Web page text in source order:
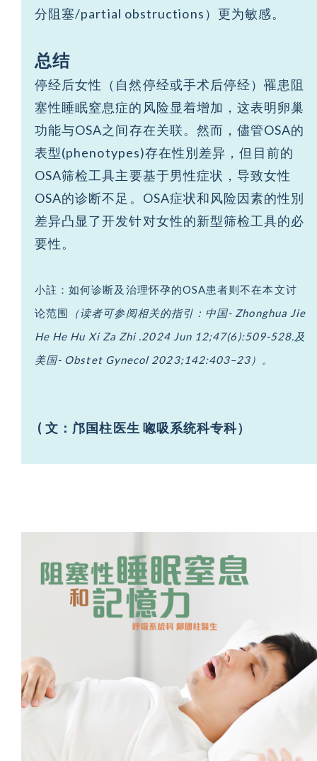
分阻塞/partial obstructions）更为敏感。
总结
停经后女性（自然停经或手术后停经）罹患阻
塞性睡眠窒息症的风险显着增加，这表明卵巢
功能与OSA之间存在关联。然而，儘管OSA的
表型(phenotypes)存在性別差异，但目前的
OSA筛检工具主要基于男性症状，导致女性
OSA的诊断不足。OSA症状和风险因素的性別
差异凸显了开发针对女性的新型筛检工具的必
要性。
小註：如何诊断及治理怀孕的OSA患者则不在本文讨
论范围
（读者可参阅相关的指引：中国- Zhonghua Jie
He He Hu Xi Za Zhi .2024 Jun 12;47(6):509-528.及
美国- Obstet Gynecol 2023;142:403–23）。
( 文：邝国柱医生 唿吸系统科专科）